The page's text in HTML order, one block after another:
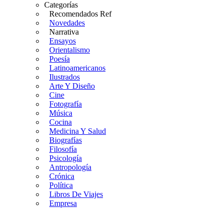
Categorías
Recomendados Ref
Novedades
Narrativa
Ensayos
Orientalismo
Poesía
Latinoamericanos
Ilustrados
Arte Y Diseño
Cine
Fotografía
Música
Cocina
Medicina Y Salud
Biografías
Filosofía
Psicología
Antropología
Crónica
Política
Libros De Viajes
Empresa